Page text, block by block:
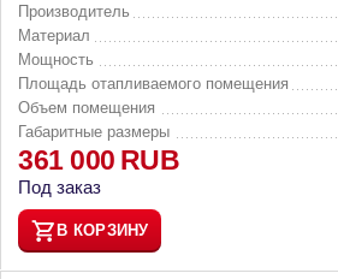
Производитель
Материал
Мощность
Площадь отапливаемого помещения
Объем помещения
Габаритные размеры
361 000 RUB
Под заказ
В КОРЗИНУ